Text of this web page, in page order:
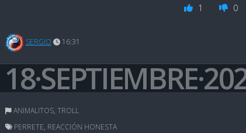
1 0
SERGIO 16:31
ANIMALITOS, TROLL
PERRETE, REACCIÓN HONESTA